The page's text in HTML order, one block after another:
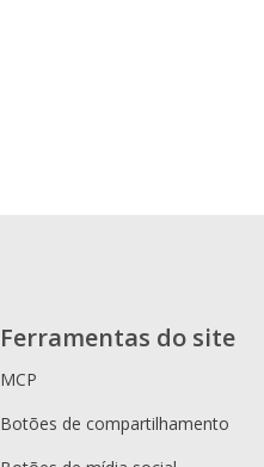
Ferramentas do site
MCP
Botões de compartilhamento